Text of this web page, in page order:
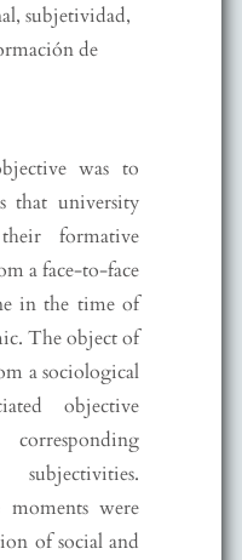
subjetividad,
de
was to
that university
formative
a face-to-face
in the time of
The object of
a sociological
objective
moments were
of social and